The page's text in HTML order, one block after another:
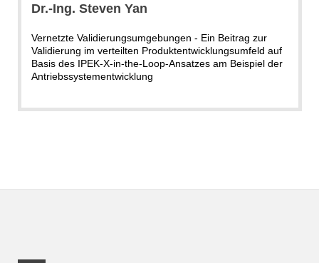
Dr.-Ing. Steven Yan
Vernetzte Validierungsumgebungen - Ein Beitrag zur
Validierung im verteilten Produktentwicklungsumfeld auf
Basis des IPEK-X-in-the-Loop-Ansatzes am Beispiel der
Antriebssystementwicklung